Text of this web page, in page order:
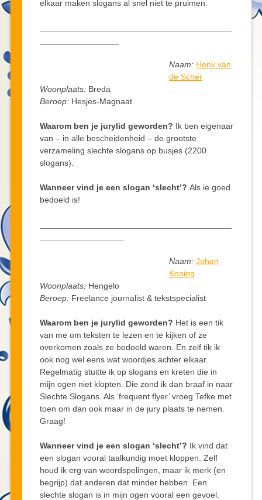
elkaar maken slogans al snel niet te pruimen.
Naam: Henk van
de Scher
Woonplaats: Breda
Beroep: Hesjes-Magnaat
Waarom ben je jurylid geworden? Ik ben eigenaar
van – in alle bescheidenheid – de grootste
verzameling slechte slogans op busjes (2200
slogans).
Wanneer vind je een slogan ‘slecht’? Als ie goed
bedoeld is!
Naam: Johan
Koning
Woonplaats: Hengelo
Beroep: Freelance journalist & tekstspecialist
Waarom ben je jurylid geworden? Het is een tik
van me om teksten te lezen en te kijken of ze
overkomen zoals ze bedoeld waren. En zelf tik ik
ook nog wel eens wat woordjes achter elkaar.
Regelmatig stuitte ik op slogans en kreten die in
mijn ogen niet klopten. Die zond ik dan braaf in naar
Slechte Slogans. Als ‘frequent flyer’ vroeg Tefke met
toen om dan ook maar in de jury plaats te nemen.
Graag!
Wanneer vind je een slogan ‘slecht’? Ik vind dat
een slogan vooral taalkundig moet kloppen. Zelf
houd ik erg van woordspelingen, maar ik merk (en
begrijp) dat anderen dat minder hebben. Een
slechte slogan is in mijn ogen vooral een gevoel.